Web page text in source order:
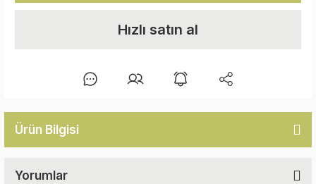
Hızlı satın al
Ürün Bilgisi
Yorumlar